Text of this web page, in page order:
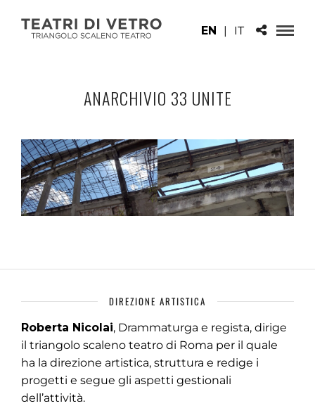
EN | IT
ANARCHIVIO 33 UNITE
DIREZIONE ARTISTICA
Roberta Nicolai, Drammaturga e regista, dirige
il triangolo scaleno teatro di Roma per il quale
ha la direzione artistica, struttura e redige i
progetti e segue gli aspetti gestionali
dell’attività.